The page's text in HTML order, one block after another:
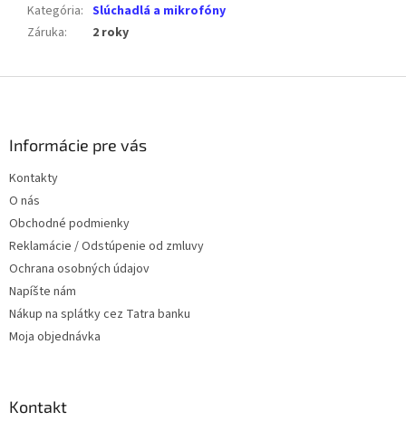
Kategória: Slúchadlá a mikrofóny
Záruka: 2 roky
Informácie pre vás
Kontakty
O nás
Obchodné podmienky
Reklamácie / Odstúpenie od zmluvy
Ochrana osobných údajov
Napíšte nám
Nákup na splátky cez Tatra banku
Moja objednávka
Kontakt